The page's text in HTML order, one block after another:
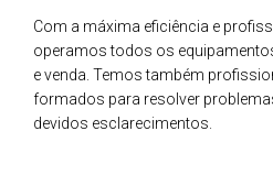
Com a máxima eficiência e
operamos todos os
e venda. Temos também
formados para resolver
devidos esclarecimentos.